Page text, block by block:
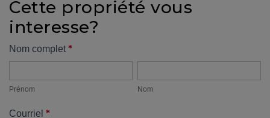
outils
pour
financement
propriétaire
Cette propriété vous
interesse?
Formulaire
Nom complet *
Prénom Nom
Courriel *